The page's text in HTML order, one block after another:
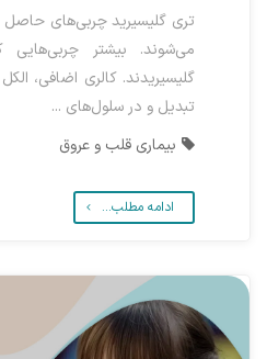
تری گلیسیرید چربی‌های
می‌شوند. بیشتر
گلیسیریدند. کالری اضافی،
تبدیل و در سلول‌های ...
بیماری قلب و عروق
ادامه مطلب...